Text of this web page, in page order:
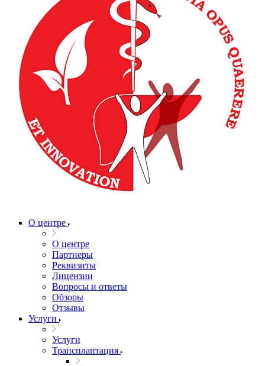
О центре
О центре
Партнеры
Реквизиты
Лицензии
Вопросы и ответы
Обзоры
Отзывы
Услуги
Услуги
Трансплантация